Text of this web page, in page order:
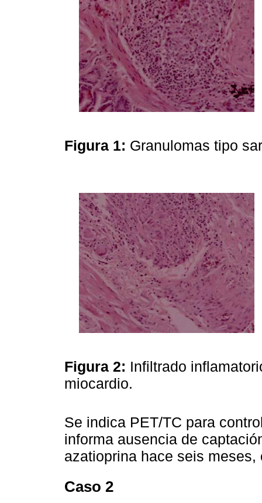
Figura 1: Granulomas tipo
Figura 2: Infiltrado
miocardio.
Se indica PET/TC para
informa ausencia de
azatioprina hace seis
Caso 2